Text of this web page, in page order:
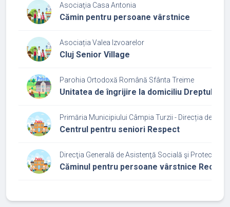
Asociaţia Casa Antonia
Cămin pentru persoane vârstnice
Asociația Valea Izvoarelor
Cluj Senior Village
Parohia Ortodoxă Română Sfânta Treime
Unitatea de îngrijire la domiciliu Dreptul
Primăria Municipiului Câmpia Turzii - Direcția de
Centrul pentru seniori Respect
Direcţia Generală de Asistenţă Socială şi Protecţia
Căminul pentru persoane vârstnice Recea